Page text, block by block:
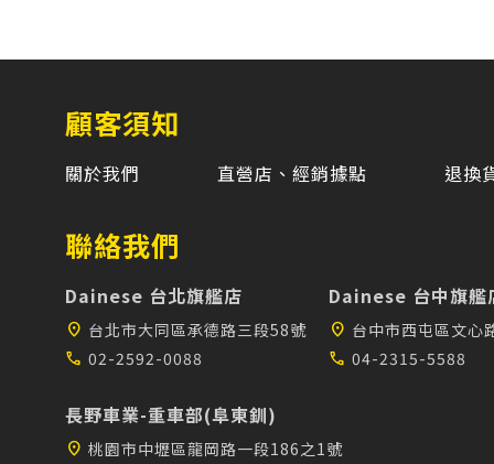
顧客須知
關於我們 直營店、經銷據點 退換
聯絡我們
Dainese 台北旗艦店
location_on 台北市大同區承德路三段58號
call 02-2592-0088
Dainese 台中旗艦
location_on 台中市西屯區文心
call 04-2315-5588
長野車業-重車部(阜東釧)
location_on 桃園市中壢區龍岡路一段186之1號